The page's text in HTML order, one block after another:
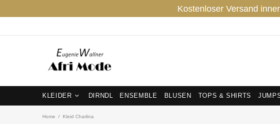
Kostenloser Versand
KLEIDER DIRNDL ENSEMBLE BLUSEN TOPS & SHIRTS
Home Kleid Charlina